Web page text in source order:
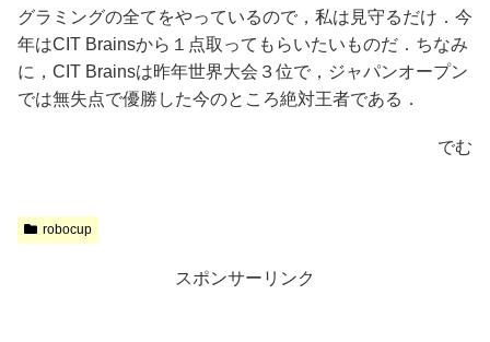
グラミングの全てをやっているので，私は見守るだけ．今
年はCIT Brainsから１点取ってもらいたいものだ．ちなみ
に，CIT Brainsは昨年世界大会３位で，ジャパンオープン
では無失点で優勝した今のところ絶対王者である．
でむ
robocup
スポンサーリンク